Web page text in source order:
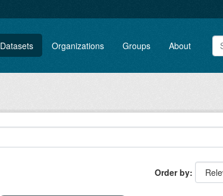
Datasets Organizations Groups About
Order by